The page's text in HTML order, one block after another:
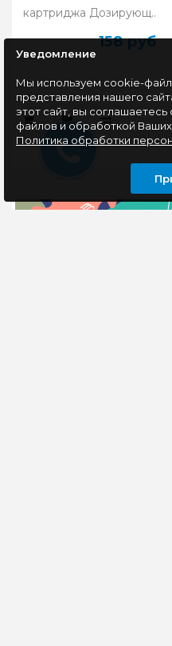
картриджа Дозирующ..
158 руб
Уведомление
Мы используем cookie-
представления нашего
этот сайт, вы
файлов и обработкой
Политика обработки